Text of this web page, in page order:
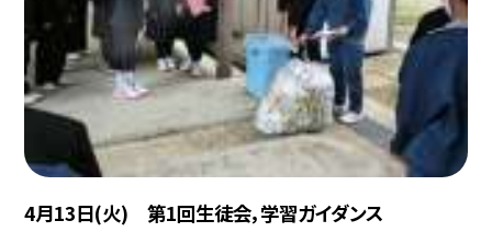
4月13日(火) 第1回生徒会，学習ガイダンス